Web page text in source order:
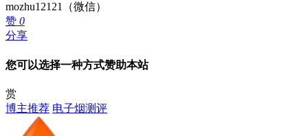
mozhu12121（微信）
赞 0
分享
您可以选择一种方式赞助本站
赏
博主推荐 电子烟测评